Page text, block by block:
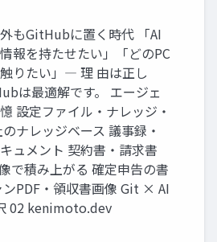
もGitHubに置く時代 「AI
報を持たせたい」「どのPC
りたい」― 理 由は正し
は最適解です。 エージェ
設定ファイル・ナレッジ・
ナレッジベース 議事録・
ュメント 契約書・請求書
で積み上がる 確定申告の書
ンPDF・領収書画像 Git × AI
02 kenimoto.dev